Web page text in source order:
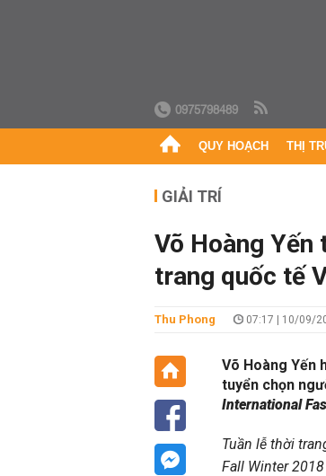
0975798489
QUY HOẠCH THỊ
GIẢI TRÍ
Võ Hoàng Yến
trang quốc tế
Thu Phong 07:17 | 10/09/
Võ Hoàng Yến
tuyển chọn
International
Tuần lễ thời
Fall Winter 2018